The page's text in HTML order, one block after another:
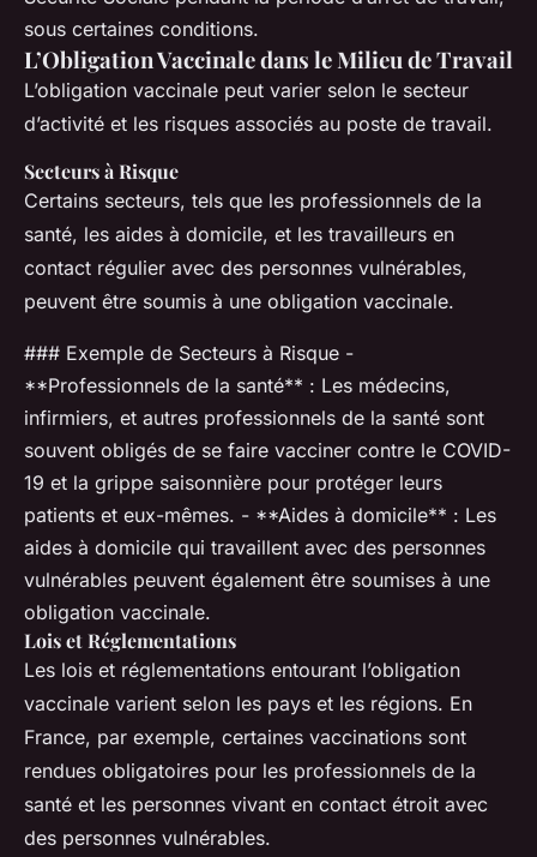
sous certaines conditions.
L’Obligation Vaccinale dans le Milieu de Travail
L’obligation vaccinale peut varier selon le secteur
d’activité et les risques associés au poste de travail.
Secteurs à Risque
Certains secteurs, tels que les professionnels de la
santé, les aides à domicile, et les travailleurs en
contact régulier avec des personnes vulnérables,
peuvent être soumis à une obligation vaccinale.
### Exemple de Secteurs à Risque -
**Professionnels de la santé** : Les médecins,
infirmiers, et autres professionnels de la santé sont
souvent obligés de se faire vacciner contre le COVID-
19 et la grippe saisonnière pour protéger leurs
patients et eux-mêmes. - **Aides à domicile** : Les
aides à domicile qui travaillent avec des personnes
vulnérables peuvent également être soumises à une
obligation vaccinale.
Lois et Réglementations
Les lois et réglementations entourant l’obligation
vaccinale varient selon les pays et les régions. En
France, par exemple, certaines vaccinations sont
rendues obligatoires pour les professionnels de la
santé et les personnes vivant en contact étroit avec
des personnes vulnérables.